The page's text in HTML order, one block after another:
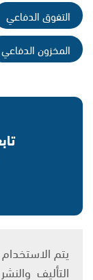
التفوق الدفاعي
المخزون الدفاعي